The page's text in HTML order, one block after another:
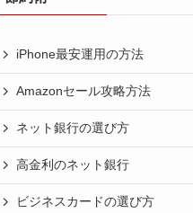
iPhone最安運用の方法
Amazonセール攻略方法
ネット銀行の選び方
高金利のネット銀行
ビジネスカードの選び方